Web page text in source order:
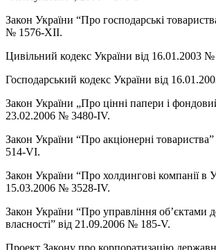
Закон України “Про господарські
№ 1576-ХІІ.
Цивільний кодекс України від 16.01.2003
Господарський кодекс України від
Закон України „Про цінні папери і
23.02.2006 № 3480-IV.
Закон України “Про акціонерні
514-VI.
Закон України “Про холдингові компанії в
15.03.2006 № 3528-IV.
Закон України “Про управління об’єктами
власності” від 21.09.2006 № 185-V.